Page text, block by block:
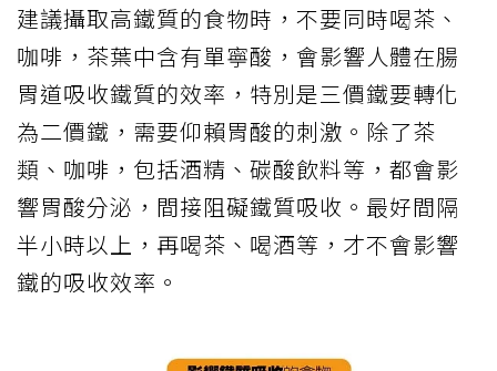
建議攝取高鐵質的食物時，不要同時喝茶、
咖啡，茶葉中含有單寧酸，會影響人體在腸
胃道吸收鐵質的效率，特別是三價鐵要轉化
為二價鐵，需要仰賴胃酸的刺激。除了茶
類、咖啡，包括酒精、碳酸飲料等，都會影
響胃酸分泌，間接阻礙鐵質吸收。最好間隔
半小時以上，再喝茶、喝酒等，才不會影響
鐵的吸收效率。